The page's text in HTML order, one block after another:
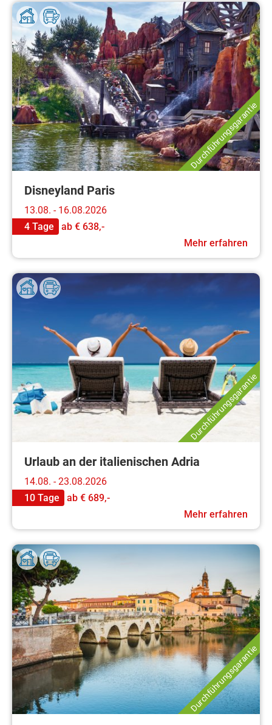
Durchführungsgarantie
Disneyland Paris
13.08. - 16.08.2026
4 Tage
ab € 638,-
Mehr erfahren
Durchführungsgarantie
Urlaub an der italienischen Adria
14.08. - 23.08.2026
10 Tage
ab € 689,-
Mehr erfahren
Durchführungsgarantie